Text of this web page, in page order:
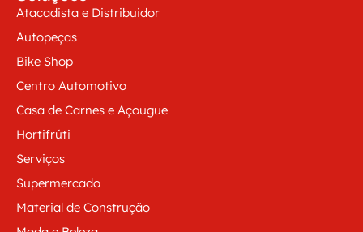
Atacadista e Distribuidor
Autopeças
Bike Shop
Centro Automotivo
Casa de Carnes e Açougue
Hortifrúti
Serviços
Supermercado
Material de Construção